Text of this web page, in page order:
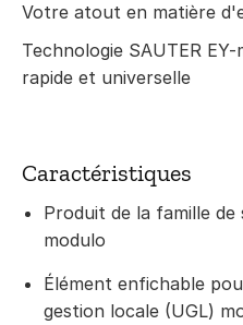
Votre atout en matière
Technologie SAUTER
rapide et universelle
Caractéristiques
Produit de la famille de
modulo
Élément enfichable
gestion locale (UGL)